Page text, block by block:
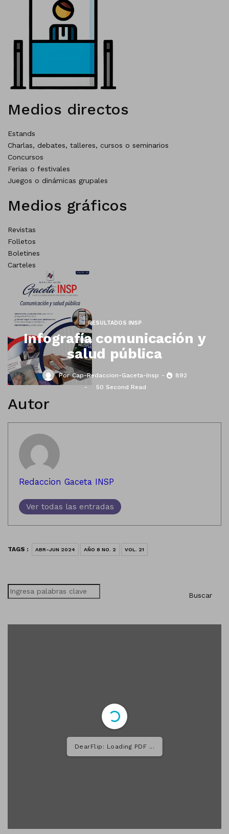
RESULTADOS INSP
Infografía comunicación y
salud pública
Por Cap-Redaccion-Gaceta-Insp
892
50 Second Read
Medios directos
Estands
Charlas, debates, talleres, cursos o seminarios
Concursos
Ferias o festivales
Juegos o dinámicas grupales
Medios gráficos
Revistas
Folletos
Boletines
Carteles
Autor
Redaccion Gaceta INSP
Ver todas las entradas
TAGS : ABR-JUN 2024 AÑO 8 NO. 2 VOL. 21
Buscar
Buscar
DearFlip: Loading PDF 52%
...